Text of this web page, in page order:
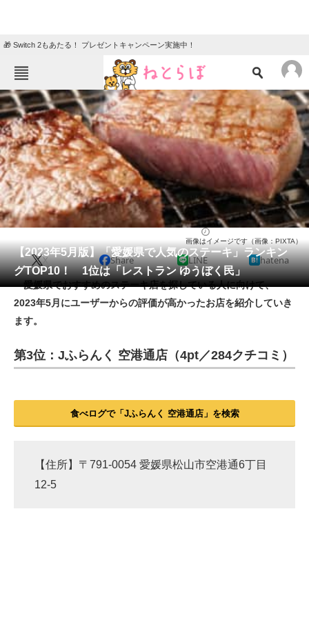
🎁 Switch 2もあたる！ プレゼントキャンペーン実施中！
ねとらぼメニュー
TOP ニュース
エンタメ クイズ
グルメ 地域
住まい 教育・育児
動物 リサーチ
会員記事
メディア
注目記事を集めた総合ページ
スマホと通信の最新トレンド
好きが集まる 比べて選べる
ビジネスと働き方のヒント
AI活用のいまが分かる
【2023年5月版】「愛媛県で人気のステーキ」ランキン
グTOP10！ 1位は「レストラン ゆうぼく民」
画像はイメージです（画像：PIXTA）
X Share LINE hatena
愛媛県でおすすめのステーキ店を探している人に向けて、
2023年5月にユーザーからの評価が高かったお店を紹介していき
ます。
第3位：Jふらんく 空港通店（4pt／284クチコミ）
食べログで「Jふらんく 空港通店」を検索
【住所】〒791-0054 愛媛県松山市空港通6丁目
12-5